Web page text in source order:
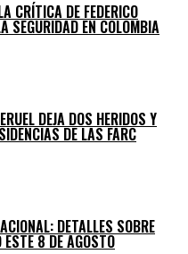
CRÍTICA DE FEDERICO
SEGURIDAD EN COLOMBIA
DEJA DOS HERIDOS Y
DE LAS FARC
DETALLES SOBRE
ESTE 8 DE AGOSTO